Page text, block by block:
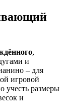
,
и
– для
игровой
учесть размеры
и